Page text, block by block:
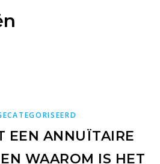
EEN ANNUÏTAIRE
WAAROM IS HET